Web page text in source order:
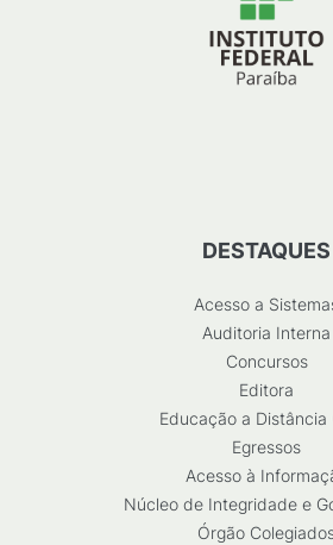
DESTAQUES
Acesso a
Auditoria Interna
Concursos
Editora
Educação a Distância
Egressos
Acesso à
Núcleo de Integridade e
Órgão